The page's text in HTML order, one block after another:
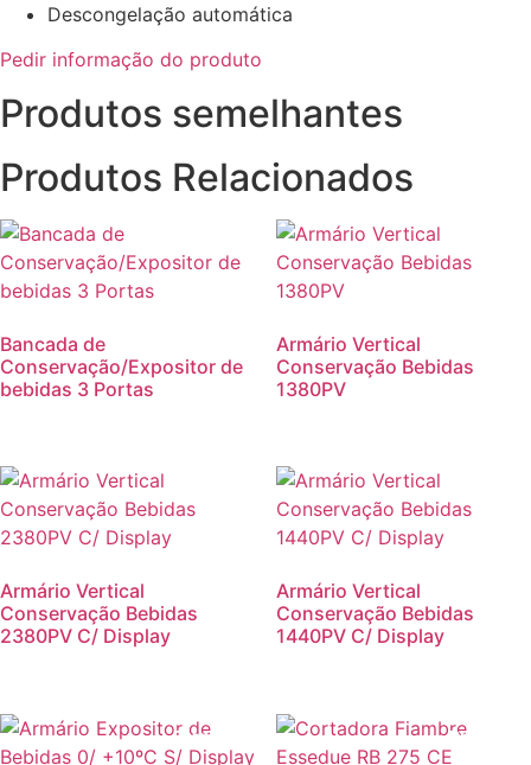
Descongelação automática
Pedir informação do produto
Produtos semelhantes
Produtos Relacionados
Bancada de
Conservação/Expositor de
bebidas 3 Portas
Armário Vertical
Conservação Bebidas
1380PV
Armário Vertical
Conservação Bebidas
2380PV C/ Display
Armário Vertical
Conservação Bebidas
1440PV C/ Display
Promoção!